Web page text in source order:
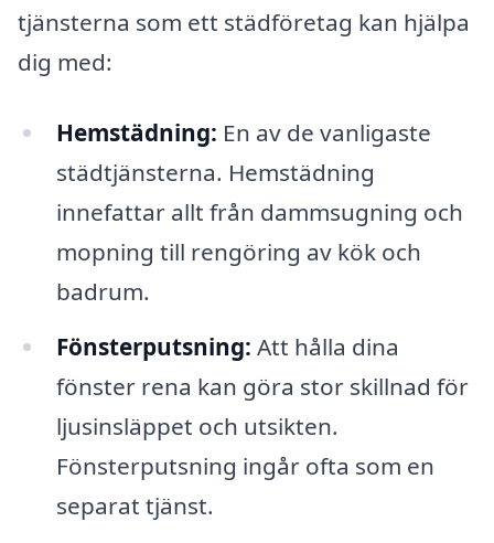
tjänsterna som ett städföretag kan hjälpa
dig med:
Hemstädning: En av de vanligaste
städtjänsterna. Hemstädning
innefattar allt från dammsugning och
mopning till rengöring av kök och
badrum.
Fönsterputsning: Att hålla dina
fönster rena kan göra stor skillnad för
ljusinsläppet och utsikten.
Fönsterputsning ingår ofta som en
separat tjänst.